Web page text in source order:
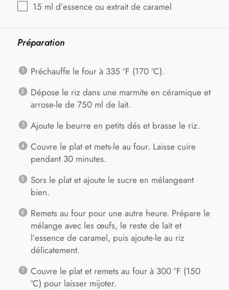
15 ml d’essence ou extrait de caramel
Préparation
Préchauffe le four à 335 ºF (170 ºC).
Dépose le riz dans une marmite en céramique et
arrose-le de 750 ml de lait.
Ajoute le beurre en petits dés et brasse le riz.
Couvre le plat et mets-le au four. Laisse cuire
pendant 30 minutes.
Sors le plat et ajoute le sucre en mélangeant
bien.
Remets au four pour une autre heure. Prépare le
mélange avec les œufs, le reste de lait et
l’essence de caramel, puis ajoute-le au riz
délicatement.
Couvre le plat et remets au four à 300 ºF (150
ºC) pour laisser mijoter.